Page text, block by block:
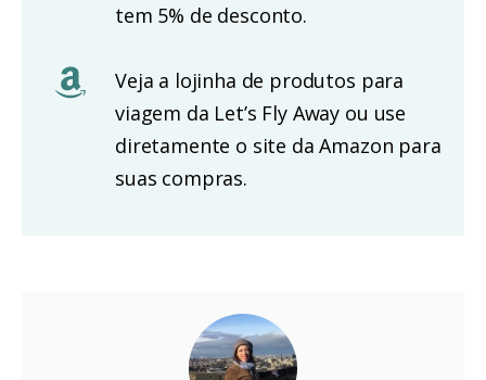
tem 5% de desconto.
Veja a lojinha de produtos para
viagem da Let’s Fly Away ou use
diretamente o site da Amazon para
suas compras.